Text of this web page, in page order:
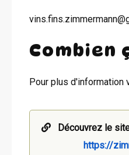
Combien
Pour plus d'information
Découvrez le
https://